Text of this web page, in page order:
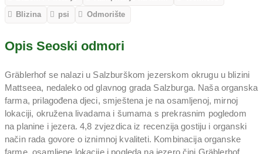
Blizina
psi Odmorište
Opis Seoski odmori
Gräblerhof se nalazi u Salzburškom jezerskom okrugu u blizini
Mattseea, nedaleko od glavnog grada Salzburga. Naša organska
farma, prilagođena djeci, smještena je na osamljenoj, mirnoj
lokaciji, okružena livadama i šumama s prekrasnim pogledom
na planine i jezera. 4,8 zvjezdica iz recenzija gostiju i organski
način rada govore o iznimnoj kvaliteti. Kombinacija organske
farme, osamljene lokacije i pogleda na jezero čini Gräblerhof